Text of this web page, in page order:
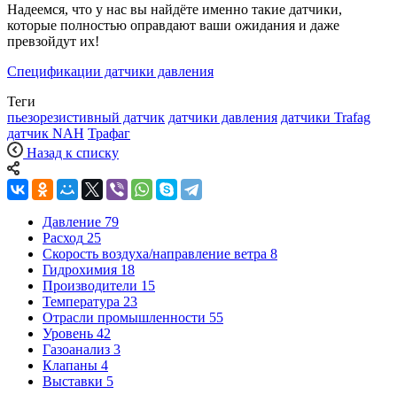
Надеемся, что у нас вы найдёте именно такие датчики,
которые полностью оправдают ваши ожидания и даже
превзойдут их!
Спецификации датчики давления
Теги
пьезорезистивный датчик датчики давления датчики Trafag
датчик NAH Трафаг
Назад к списку
Давление 79
Расход 25
Скорость воздуха/направление ветра 8
Гидрохимия 18
Производители 15
Температура 23
Отрасли промышленности 55
Уровень 42
Газоанализ 3
Клапаны 4
Выставки 5